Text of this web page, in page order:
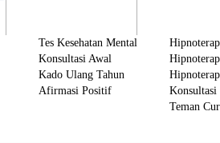
Tes Kesehatan Mental
Konsultasi Awal
Kado Ulang Tahun
Afirmasi Positif
Konsultasi
Teman